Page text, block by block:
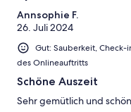
Annsophie F.
26. Juli 2024
Gut: Sauberkeit, Check-
des Onlineauftritts
Schöne Auszeit
Sehr gemütlich und